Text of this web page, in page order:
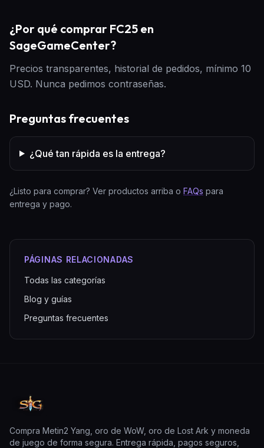
¿Por qué comprar FC25 en
SageGameCenter?
Precios transparentes, historial de pedidos, mínimo 10
USD. Nunca pedimos contraseñas.
Preguntas frecuentes
¿Qué tan rápida es la entrega?
¿Listo para comprar? Ver productos arriba o FAQs para
entrega y pago.
PÁGINAS RELACIONADAS
Todas las categorías
Blog y guías
Preguntas frecuentes
Compra Metin2 Yang, oro de WoW, oro de Lost Ark y moneda
de juego de forma segura. Entrega rápida, pagos seguros,